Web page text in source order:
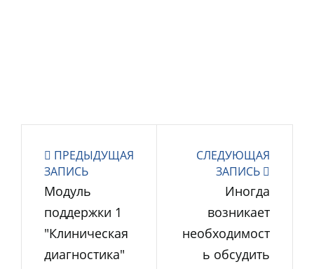
ПРЕДЫДУЩАЯ
ЗАПИСЬ
Модуль
поддержки 1
"Клиническая
диагностика"
СЛЕДУЮЩАЯ
ЗАПИСЬ
Иногда
возникает
необходимост
ь обсудить